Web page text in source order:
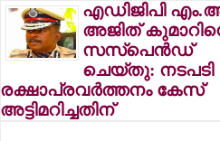
എഡിജിപി
അജിത്
സസ്പെന്‍ഡ്
ചെയ്തു: നടപടി
രക്ഷാപ്രവര്‍ത്തനം കേസ്
അട്ടിമറിച്ചതിന്